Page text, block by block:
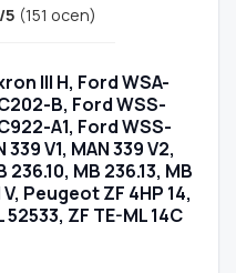
/5 (151 ocen)
III H, Ford WSA-
B, Ford WSS-
A1, Ford WSS-
V1, MAN 339 V2,
236.10, MB 236.13, MB
Peugeot ZF 4HP 14,
ZF TE-ML 14C